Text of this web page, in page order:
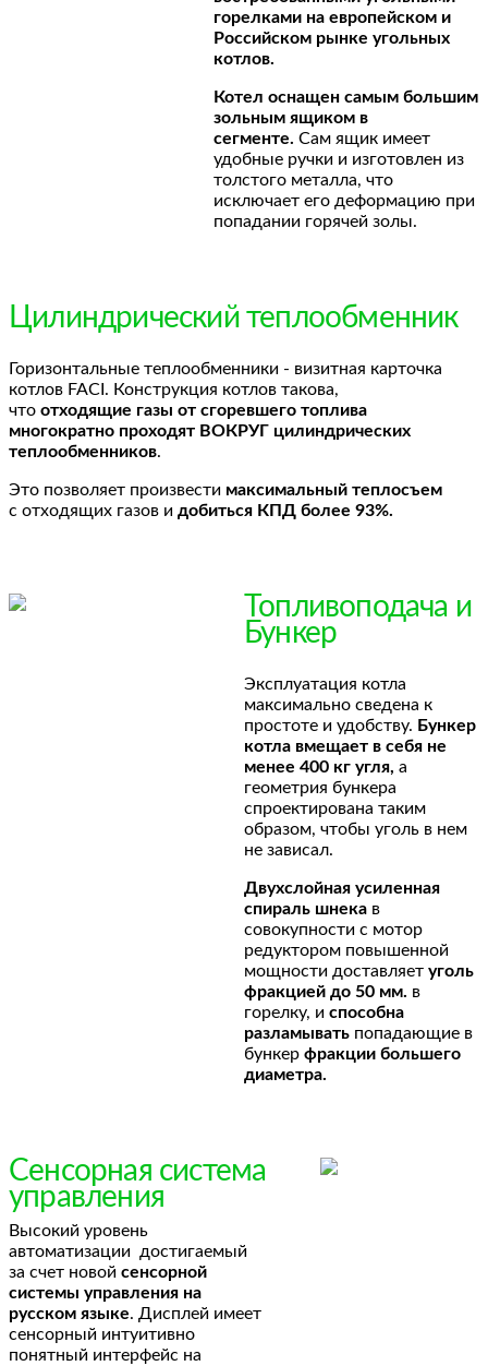
горелками на европейском и
Российском рынке угольных
котлов.
Котел оснащен самым большим
зольным ящиком в
сегменте. Сам ящик имеет
удобные ручки и изготовлен из
толстого металла, что
исключает его деформацию при
попадании горячей золы.
Цилиндрический теплообменник
Горизонтальные теплообменники - визитная карточка
котлов FACI. Конструкция котлов такова,
что отходящие газы от сгоревшего топлива
многократно проходят ВОКРУГ цилиндрических
теплообменников.
Это позволяет произвести максимальный теплосъем
с отходящих газов и добиться КПД более 93%.
Топливоподача и
Бункер
Эксплуатация котла
максимально сведена к
простоте и удобству. Бункер
котла вмещает в себя не
менее 400 кг угля, а
геометрия бункера
спроектирована таким
образом, чтобы уголь в нем
не зависал.
Двухслойная усиленная
спираль шнека в
совокупности с мотор
редуктором повышенной
мощности доставляет уголь
фракцией до 50 мм. в
горелку, и способна
разламывать попадающие в
бункер фракции большего
диаметра.
Сенсорная система
управления
Высокий уровень
автоматизации достигаемый
за счет новой сенсорной
системы управления на
русском языке. Дисплей имеет
сенсорный интуитивно
понятный интерфейс на